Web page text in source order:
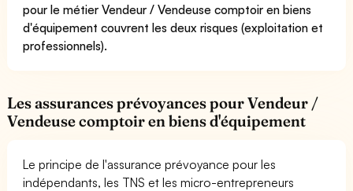
pour le métier Vendeur / Vendeuse comptoir en biens
d'équipement couvrent les deux risques (exploitation et
professionnels).
Les assurances prévoyances pour Vendeur /
Vendeuse comptoir en biens d'équipement
Le principe de l'assurance prévoyance pour les
indépendants, les TNS et les micro-entrepreneurs